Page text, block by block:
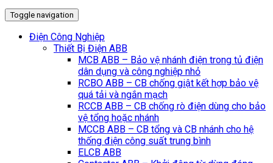
Toggle navigation
Điện Công Nghiệp
Thiết Bị Điện ABB
MCB ABB – Bảo vệ nhánh điện trong tủ điện
dân dụng và công nghiệp nhỏ
RCBO ABB – CB chống giật kết hợp bảo vệ
quá tải và ngắn mạch
RCCB ABB – CB chống rò điện dùng cho bảo
vệ tổng hoặc nhánh
MCCB ABB – CB tổng và CB nhánh cho hệ
thống điện công suất trung bình
ELCB ABB